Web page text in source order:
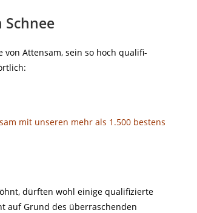
Schnee
Attensam, sein so hoch qualifi-
mit unseren mehr als 1.500 bestens
dürften wohl einige qualifizierte
auf Grund des überraschenden